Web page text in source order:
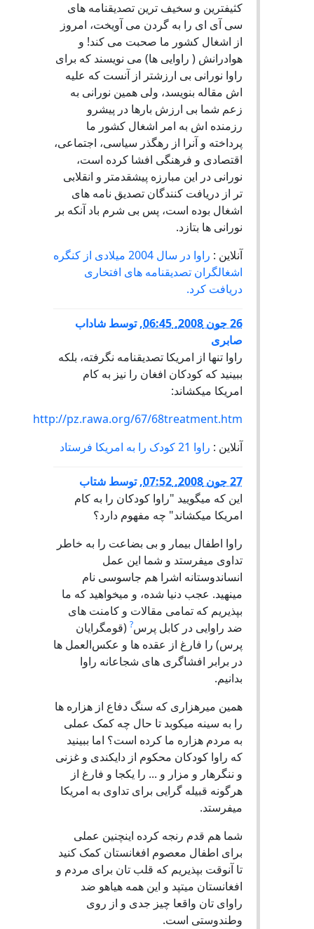
کثیفترین و سخیف ترین تصدیقنامه های
سی آی ای را به گردن می آویخت، امروز
از اشغال کشور ما صحبت می کند! و
هوادرانش ( راوایی ها) می نویسند که برای
راوا نورانی بی ارزشتر از آنست که علیه
اش مقاله بنویسد، ولی همین نورانی به
زعم شما بی ارزش بارها در پیشرو
رزمنده اش به امر اشغال کشور ما
پرداخته و آنرا از رهگذر سیاسی، اجتماعی،
اقتصادی و فرهنگی افشا کرده است،
نورانی در این مبارزه پیشقدمتر و انقلابی
تر از دریافت کنندگان تصدیق نامه های
اشغال بوده است، پس بی شرم باد آنکه بر
نورانی ها بتازد.
آنلاین :
راوا در سال 2004 میلادی از کنگره
اشغالگران تصدیقنامه های افتخاری
دریافت کرد.
26 جون 2008, 06:45 ,توسط شاداب
صابری
راوا تنها از امریکا تصدیقنامه نگرفته، بلکه
ببینید که کودکان افغان را نیز به کام
امریکا میکشاند:
http://pz.rawa.org/67/68treatment.htm
آنلاین : راوا 21 کودک را به امریکا فرستاد
27 جون 2008, 07:52 ,توسط شتاب
این که میگویید "راوا کودکان را به کام
امریکا میکشاند" چه مفهوم دارد؟
راوا اطفال بیمار و بی بضاعت را به خاطر
تداوی میفرستد و شما این عمل
انساندوستانه اشرا هم جاسوسی نام
مینهید. عجب دنیا شده، و میخواهید که ما
بپذیریم که تمامی مقالات و کامنت های
ضد راوایی در کابل پرس? (قومگرایان
پرس) را فارغ از عقده ها و عکس‌العمل ها
در برابر افشاگری های شجاعانه راوا
بدانیم.
همین میرهزاری که سنگ دفاع از هزاره ها
را به سینه میکوبد تا حال چه کمک عملی
به مردم هزاره ما کرده است؟ اما ببینید
که راوا کودکان محکوم از دایکندی و غزنی
و ننگرهار و مزار و ... را یکجا و فارغ از
هرگونه قبیله گرایی برای تداوی به امریکا
میفرستد.
شما هم قدم رنجه کرده اینچنین عملی
برای اطفال معصوم افغانستان کمک کنید
تا آنوقت بپذیریم که قلب تان برای مردم و
افغانستان میتپد و این همه هیاهو ضد
راوای تان واقعا چیز جدی و از روی
وطندوستی است.